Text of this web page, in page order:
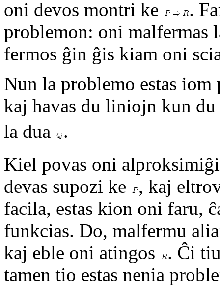
oni devos montri ke
.
problemon: oni malfermas
fermos ĝin ĝis kiam oni
Nun la problemo estas
kaj havas du liniojn kun
la dua
.
Kiel povas oni
devas supozi ke
, kaj
facila, estas kion oni faru,
funkcias. Do, malfermu
kaj eble oni atingos
. Ĉi
tamen tio estas nenia